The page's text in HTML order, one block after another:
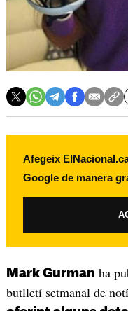
Afegeix
Google de manera
Mark Gurman ha
butlletí setmanal de